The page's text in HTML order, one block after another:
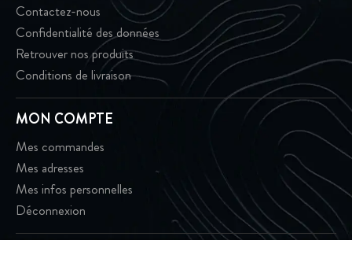
Contactez-nous
Confidentialité des données
Retrouver nos produits
Conditions de livraison
MON COMPTE
Mes commandes
Mes adresses
Mes infos personnelles
Déconnexion